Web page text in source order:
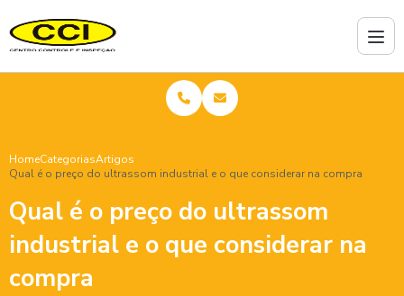
HomeCategoriasArtigos
Qual é o preço do ultrassom industrial e o que considerar na compra
Qual é o preço do ultrassom
industrial e o que considerar na
compra